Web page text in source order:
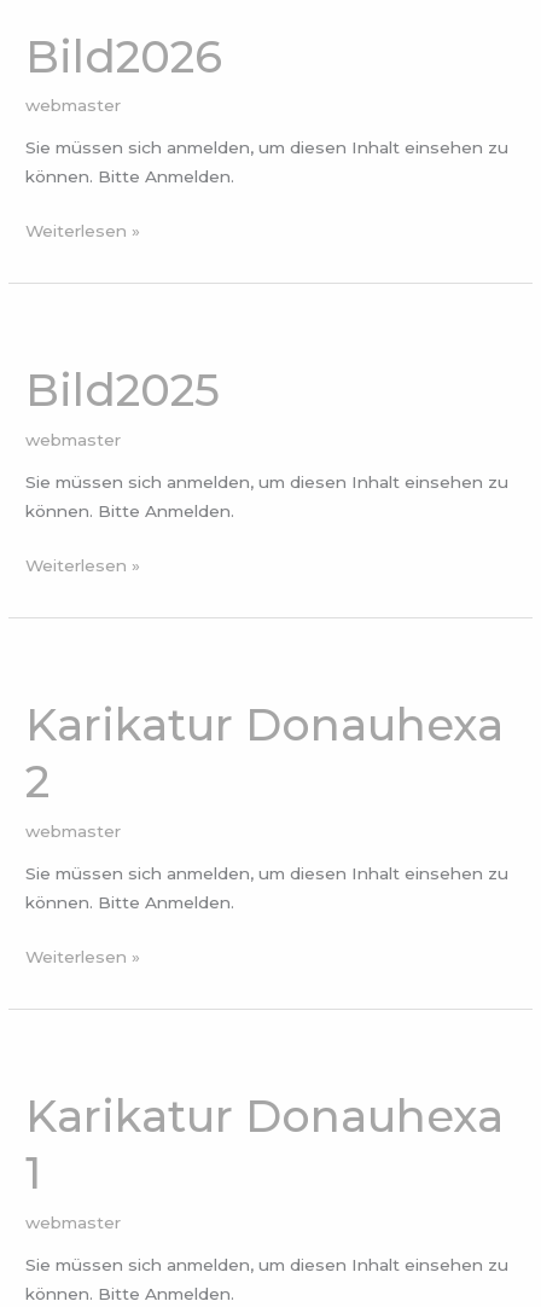
Bild2026
webmaster
Sie müssen sich anmelden, um diesen Inhalt einsehen zu
können. Bitte Anmelden.
Weiterlesen »
Bild2025
webmaster
Sie müssen sich anmelden, um diesen Inhalt einsehen zu
können. Bitte Anmelden.
Weiterlesen »
Karikatur Donauhexa
2
webmaster
Sie müssen sich anmelden, um diesen Inhalt einsehen zu
können. Bitte Anmelden.
2
Weiterlesen »
Karikatur Donauhexa
1
webmaster
Sie müssen sich anmelden, um diesen Inhalt einsehen zu
können. Bitte Anmelden.
1